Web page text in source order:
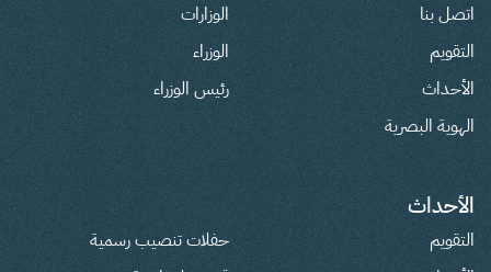
اتصل بنا
التقويم
الأحداث
الهوية البصرية
الوزارات
الوزراء
رئيس الوزراء
الأحداث
التقويم
حفلات تنصيب رسمية